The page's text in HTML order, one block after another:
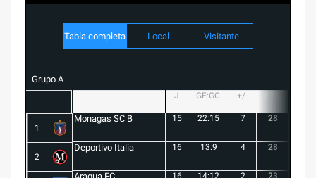
Tabla completa Local Visitante
Grupo A
J GF:GC +/-
1
Monagas SC B 15 22:15 7 28
2
Deportivo Italia 16 13:9 4 28
16 14:12 2 23